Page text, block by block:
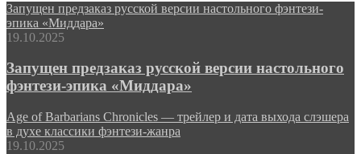
Запущен предзаказ русской версии настольного фэнтези-
эпика «Миддара»
19.10.2025
Запущен предзаказ русской версии настольного
фэнтези-эпика «Миддара»
Age of Barbarians Chronicles — трейлер и дата выхода слэшера
в духе классики фэнтези-жанра
19.10.2025